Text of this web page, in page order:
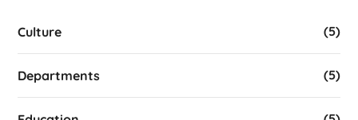
Culture (5)
Departments (5)